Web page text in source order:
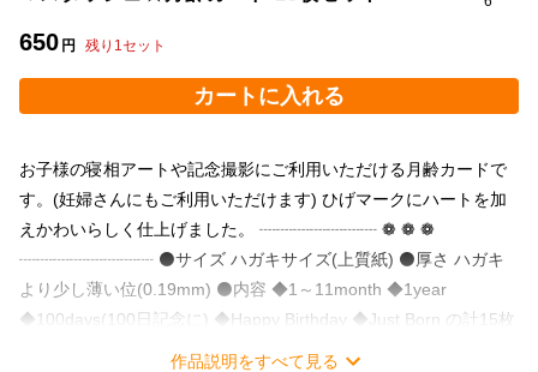
650 円 残り 1セット
カートに入れる
お子様の寝相アートや記念撮影にご利用いただける月齢カードで
す。(妊婦さんにもご利用いただけます) ひげマークにハートを加
えかわいらしく仕上げました。 ┈┈┈┈┈┈┈ ❁ ❁ ❁
┈┈┈┈┈┈┈┈ ⚫サイズ ハガキサイズ(上質紙) ⚫厚さ ハガキ
より少し薄い位(0.19mm) ⚫内容 ◆1～11month ◆1year
◆100days(100日記念に) ◆Happy Birthday ◆Just Born の計15枚
です。 ┈┈┈┈┈┈┈ ❁ ❁ ❁ ┈┈┈┈┈┈┈┈ ◆ハガキサイズ
作品説明をすべて見る